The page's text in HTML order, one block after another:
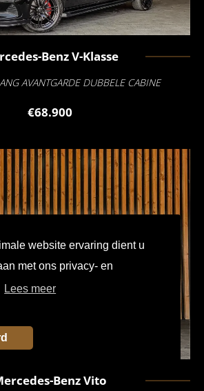
BenzV-Klasse
AVANTGARDE DUBBELE CABINE
€68.900
BenzVito
website ervaring dient u
met ons privacy- en
Lees meer